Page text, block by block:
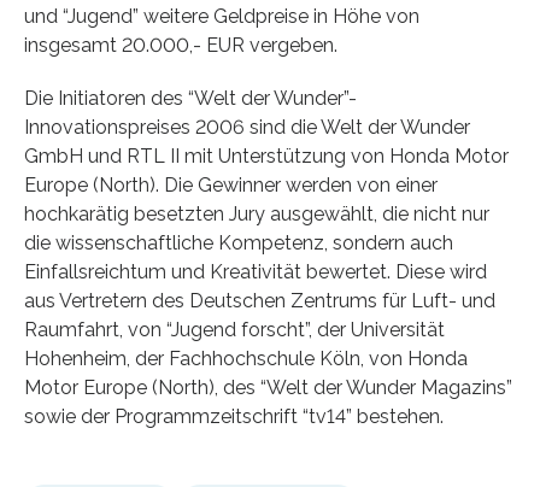
und “Jugend” weitere Geldpreise in Höhe von
insgesamt 20.000,- EUR vergeben.
Die Initiatoren des “Welt der Wunder”-
Innovationspreises 2006 sind die Welt der Wunder
GmbH und RTL II mit Unterstützung von Honda Motor
Europe (North). Die Gewinner werden von einer
hochkarätig besetzten Jury ausgewählt, die nicht nur
die wissenschaftliche Kompetenz, sondern auch
Einfallsreichtum und Kreativität bewertet. Diese wird
aus Vertretern des Deutschen Zentrums für Luft- und
Raumfahrt, von “Jugend forscht”, der Universität
Hohenheim, der Fachhochschule Köln, von Honda
Motor Europe (North), des “Welt der Wunder Magazins”
sowie der Programmzeitschrift “tv14” bestehen.